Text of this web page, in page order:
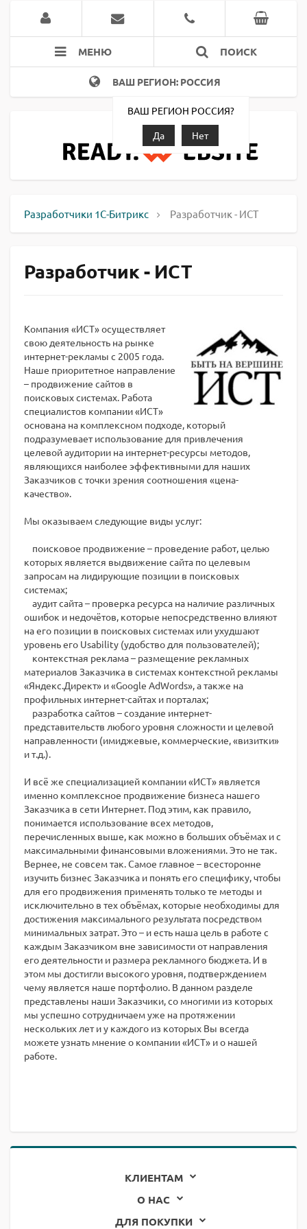
МЕНЮ ПОИСК
ВАШ РЕГИОН: РОССИЯ
ВАШ РЕГИОН РОССИЯ?
Да
Нет
Разработчики 1С-Битрикс Разработчик - ИСТ
Разработчик - ИСТ
Компания «ИСТ» осуществляет
свою деятельность на рынке
интернет-рекламы с 2005 года.
Наше приоритетное направление
– продвижение сайтов в
поисковых системах. Работа
специалистов компании «ИСТ»
основана на комплексном подходе, который
подразумевает использование для привлечения
целевой аудитории на интернет-ресурсы методов,
являющихся наиболее эффективными для наших
Заказчиков с точки зрения соотношения «цена-
качество».
Мы оказываем следующие виды услуг:
поисковое продвижение – проведение работ, целью
которых является выдвижение сайта по целевым
запросам на лидирующие позиции в поисковых
системах;
аудит сайта – проверка ресурса на наличие различных
ошибок и недочётов, которые непосредственно влияют
на его позиции в поисковых системах или ухудшают
уровень его Usability (удобство для пользователей);
контекстная реклама – размещение рекламных
материалов Заказчика в системах контекстной рекламы
«Яндекс.Директ» и «Google AdWords», а также на
профильных интернет-сайтах и порталах;
разработка сайтов – создание интернет-
представительств любого уровня сложности и целевой
направленности (имиджевые, коммерческие, «визитки»
и т.д.).
И всё же специализацией компании «ИСТ» является
именно комплексное продвижение бизнеса нашего
Заказчика в сети Интернет. Под этим, как правило,
понимается использование всех методов,
перечисленных выше, как можно в больших объёмах и с
максимальными финансовыми вложениями. Это не так.
Вернее, не совсем так. Самое главное – всесторонне
изучить бизнес Заказчика и понять его специфику, чтобы
для его продвижения применять только те методы и
исключительно в тех объёмах, которые необходимы для
достижения максимального результата посредством
минимальных затрат. Это – и есть наша цель в работе с
каждым Заказчиком вне зависимости от направления
его деятельности и размера рекламного бюджета. И в
этом мы достигли высокого уровня, подтверждением
чему является наше портфолио. В данном разделе
представлены наши Заказчики, со многими из которых
мы успешно сотрудничаем уже на протяжении
нескольких лет и у каждого из которых Вы всегда
можете узнать мнение о компании «ИСТ» и о нашей
работе.
КЛИЕНТАМ
О НАС
ДЛЯ ПОКУПКИ